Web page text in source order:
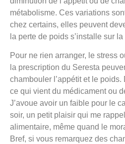
métabolisme. Ces variations
chez certains, elles peuvent
la perte de poids s’installe sur la
Pour ne rien arranger, le stress
la prescription du Seresta
chambouler l’appétit et le
ce qui vient du médicament ou
J’avoue avoir un faible pour le
soir, un petit plaisir qui me
alimentaire, même quand le
Bref, si vous remarquez des